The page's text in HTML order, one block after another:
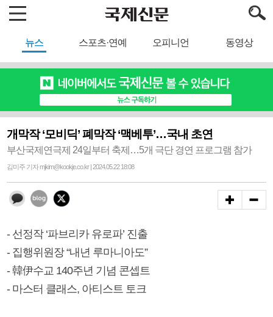
뉴스 스포츠·연예 오피니언 동영상
개막작 ‘모비딕’ 폐막작 ‘맥베투’…국내 초연
부산국제연극제 24일부터 축제…5개 극단 경연 프로그램 참가
김미주 기자 mjkim@kookje.co.kr | 2024.05.22 18:08
- 선정작 ‘파브리카 유로파’ 진출
- 집행위원장 “내년 루마니아도”
- 韓伊수교 140주년 기념 콘셉트
- 마스터 클래스, 아티스트 토크